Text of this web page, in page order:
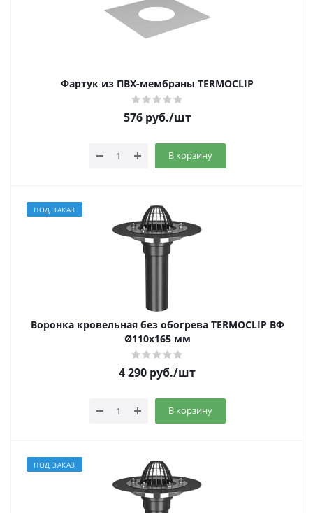
Фартук из ПВХ-мембраны TERMOCLIP
576руб./шт
В корзину
ПОД ЗАКАЗ
Воронка кровельная без обогрева TERMOCLIP ВФ
Ø110х165 мм
4 290 руб./шт
В корзину
ПОД ЗАКАЗ